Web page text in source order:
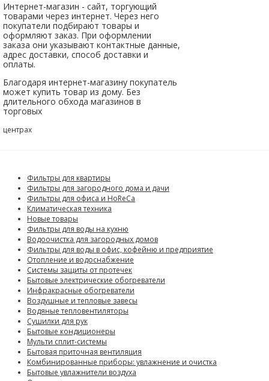
Интернет-магазин - сайт, торгующий
товарами через интернет. Через него
покупатели подбирают товары и
оформляют заказ. При оформлении
заказа они указывают контактные данные,
адрес доставки, способ доставки и
оплаты.
Благодаря интернет-магазину покупатель
может купить товар из дому. Без
длительного обхода магазинов в
торговых
центрах
Фильтры для квартиры
Фильтры для загородного дома и дачи
Фильтры для офиса и HoReCa
Климатическая техника
Новые товары
Фильтры для воды на кухню
Водоочистка для загородных домов
Фильтры для воды в офис, кофейню и предприятие
Отопление и водоснабжение
Системы защиты от протечек
Бытовые электрические обогреватели
Инфракрасные обогреватели
Воздушные и тепловые завесы
Водяные тепловентиляторы
Сушилки для рук
Бытовые кондиционеры
Мульти сплит-системы
Бытовая приточная вентиляция
Комбинированные приборы: увлажнение и очистка
Бытовые увлажнители воздуха